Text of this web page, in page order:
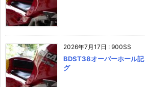
2026年7月17日 : 900SS
BDST38オーバーホール
グ